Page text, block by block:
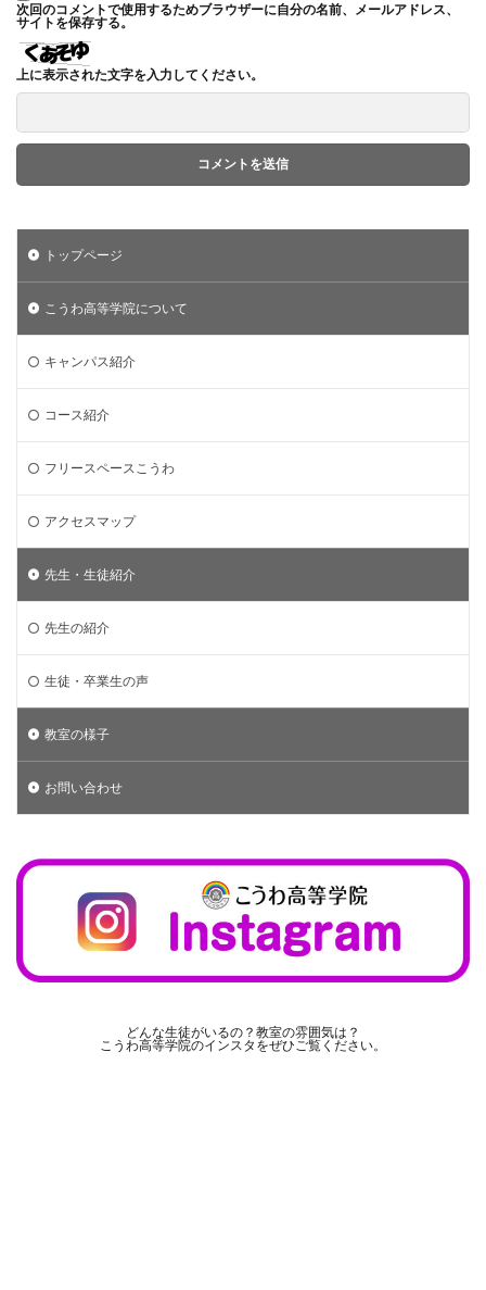
次回のコメントで使用するためブラウザーに自分の名前、メールアドレス、
サイトを保存する。
上に表示された文字を入力してください。
トップページ
こうわ高等学院について
キャンパス紹介
コース紹介
フリースペースこうわ
アクセスマップ
先生・生徒紹介
先生の紹介
生徒・卒業生の声
教室の様子
お問い合わせ
どんな生徒がいるの？教室の雰囲気は？
こうわ高等学院のインスタをぜひご覧ください。